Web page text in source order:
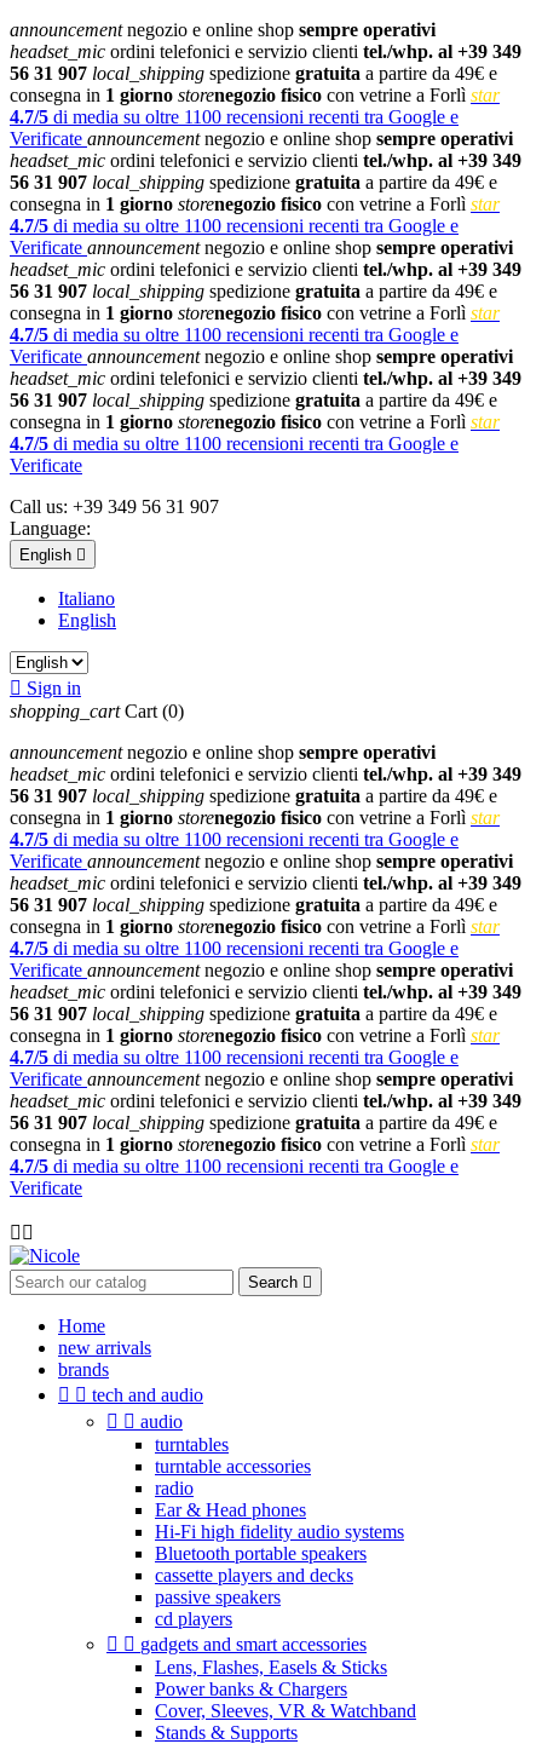
announcementnegozio e online shop sempre operativi
headset_mic ordini telefonici e servizio clienti tel./whp. al +39 349
56 31 907 local_shipping spedizione gratuita a partire da 49€ e
consegna in 1 giorno storenegozio fisico con vetrine a Forlì star
4.7/5 di media su oltre 1100 recensioni recenti tra Google e
Verificate announcementnegozio e online shop sempre operativi
headset_mic ordini telefonici e servizio clienti tel./whp. al +39 349
56 31 907 local_shipping spedizione gratuita a partire da 49€ e
consegna in 1 giorno storenegozio fisico con vetrine a Forlì star
4.7/5 di media su oltre 1100 recensioni recenti tra Google e
Verificate announcementnegozio e online shop sempre operativi
headset_mic ordini telefonici e servizio clienti tel./whp. al +39 349
56 31 907 local_shipping spedizione gratuita a partire da 49€ e
consegna in 1 giorno storenegozio fisico con vetrine a Forlì star
4.7/5 di media su oltre 1100 recensioni recenti tra Google e
Verificate announcementnegozio e online shop sempre operativi
headset_mic ordini telefonici e servizio clienti tel./whp. al +39 349
56 31 907 local_shipping spedizione gratuita a partire da 49€ e
consegna in 1 giorno storenegozio fisico con vetrine a Forlì star
4.7/5 di media su oltre 1100 recensioni recenti tra Google e
Verificate
Call us: +39 349 56 31 907
Language:
English 
Italiano
English
 Sign in
shopping_cart Cart (0)
announcementnegozio e online shop sempre operativi
headset_mic ordini telefonici e servizio clienti tel./whp. al +39 349
56 31 907 local_shipping spedizione gratuita a partire da 49€ e
consegna in 1 giorno storenegozio fisico con vetrine a Forlì star
4.7/5 di media su oltre 1100 recensioni recenti tra Google e
Verificate announcementnegozio e online shop sempre operativi
headset_mic ordini telefonici e servizio clienti tel./whp. al +39 349
56 31 907 local_shipping spedizione gratuita a partire da 49€ e
consegna in 1 giorno storenegozio fisico con vetrine a Forlì star
4.7/5 di media su oltre 1100 recensioni recenti tra Google e
Verificate announcementnegozio e online shop sempre operativi
headset_mic ordini telefonici e servizio clienti tel./whp. al +39 349
56 31 907 local_shipping spedizione gratuita a partire da 49€ e
consegna in 1 giorno storenegozio fisico con vetrine a Forlì star
4.7/5 di media su oltre 1100 recensioni recenti tra Google e
Verificate announcementnegozio e online shop sempre operativi
headset_mic ordini telefonici e servizio clienti tel./whp. al +39 349
56 31 907 local_shipping spedizione gratuita a partire da 49€ e
consegna in 1 giorno storenegozio fisico con vetrine a Forlì star
4.7/5 di media su oltre 1100 recensioni recenti tra Google e
Verificate

Search 
Home
new arrivals
brands
  tech and audio
  audio
turntables
turntable accessories
radio
Ear & Head phones
Hi-Fi high fidelity audio systems
Bluetooth portable speakers
cassette players and decks
passive speakers
cd players
  gadgets and smart accessories
Lens, Flashes, Easels & Sticks
Power banks & Chargers
Cover, Sleeves, VR & Watchband
Stands & Supports